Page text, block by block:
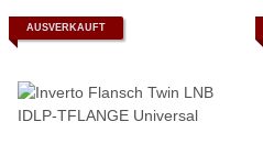
AUSVERKAUFT